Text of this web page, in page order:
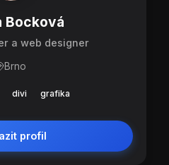
Bocková
a web designer
Brno
divi grafika
profil